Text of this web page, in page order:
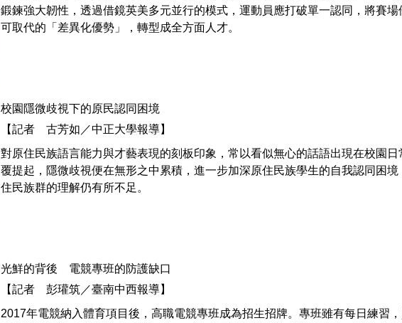
鍛鍊強大韌性，透過借鏡英美多元並行的模式，運動員應打破單一認同，將賽
可取代的「差異化優勢」，轉型成全方面人才。
校園隱微歧視下的原民認同困境
【記者 古芳如／中正大學報導】
對原住民族語言能力與才藝表現的刻板印象，常以看似無心的話語出現在校園日
覆提起，隱微歧視便在無形之中累積，進一步加深原住民族學生的自我認同困
住民族群的理解仍有所不足。
光鮮的背後 電競專班的防護缺口
【記者 彭瓘筑／臺南中西報導】
2017年電競納入體育項目後，高職電競專班成為招生招牌。專班雖有每日練習，